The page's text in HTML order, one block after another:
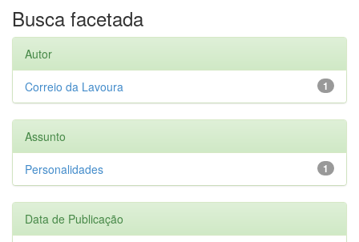
Busca facetada
Autor
1
Correio da Lavoura
Assunto
1
Personalidades
Data de Publicação